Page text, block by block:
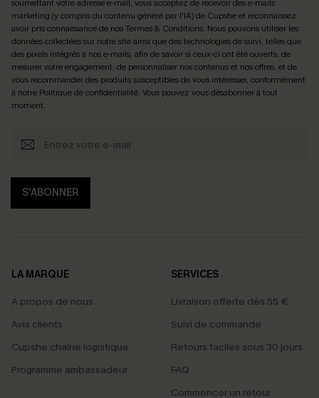
soumettant votre adresse e-mail, vous acceptez de recevoir des e-mails
marketing (y compris du contenu généré par l'IA) de Cupshe et reconnaissez
avoir pris connaissance de nosTermes & Conditions. Nous pouvons utiliser les
données collectées sur notre site ainsi que des technologies de suivi, telles que
des pixels intégrés à nos e-mails, afin de savoir si ceux-ci ont été ouverts, de
mesurer votre engagement, de personnaliser nos contenus et nos offres, et de
vous recommander des produits susceptibles de vous intéresser, conformément
à notre Politique de confidentialité. Vous pouvez vous désabonner à tout
moment.
S'ABONNER
LA MARQUE
À propos de nous
Avis clients
Cupshe chaîne logistique
Programme ambassadeur
SERVICES
Livraison offerte dès 55 €
Suivi de commande
Retours faciles sous 30 jours
FAQ
Commencer un retour